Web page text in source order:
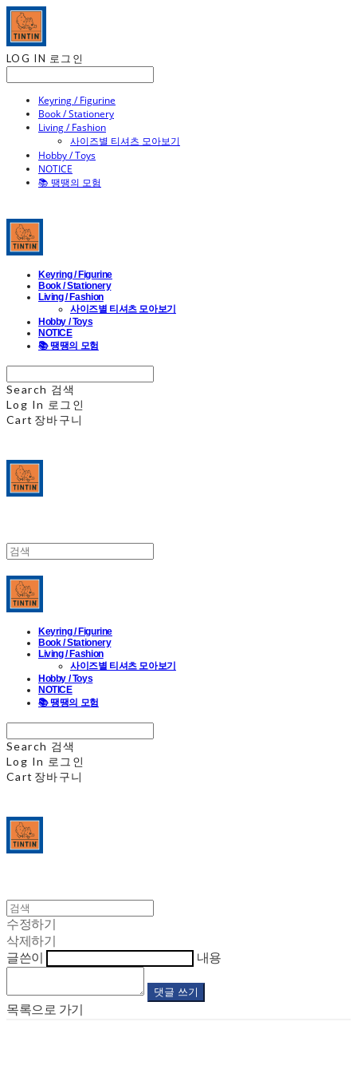
LOG IN 로그인
Keyring / Figurine
Book / Stationery
Living / Fashion
사이즈별 티셔츠 모아보기
Hobby / Toys
NOTICE
📚 땡땡의 모험
Keyring / Figurine
Book / Stationery
Living / Fashion
사이즈별 티셔츠 모아보기
Hobby / Toys
NOTICE
📚 땡땡의 모험
Search 검색
Log In 로그인
Cart 장바구니
Keyring / Figurine
Book / Stationery
Living / Fashion
사이즈별 티셔츠 모아보기
Hobby / Toys
NOTICE
📚 땡땡의 모험
Search 검색
Log In 로그인
Cart 장바구니
수정하기
삭제하기
글쓴이
내용
댓글 쓰기
목록으로 가기